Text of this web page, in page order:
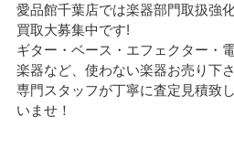
愛品館千葉店では楽器部門取扱強
買取大募集中です!
ギター・ベース・エフェクター・
楽器など、使わない楽器お売り下さ
専門スタッフが丁寧に査定見積致
いませ！